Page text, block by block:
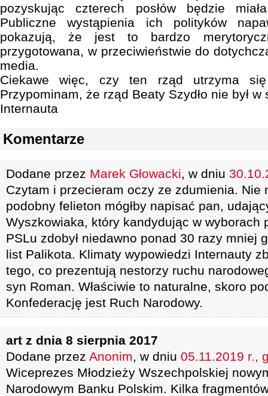
pozyskując czterech posłów będzie
Publiczne wystąpienia ich polityków
pokazują, że jest to bardzo
przygotowana, w przeciwieństwie do
media.
Ciekawe więc, czy ten rząd utrzyma
Przypominam, że rząd Beaty Szydło nie był w
Internauta
Komentarze
Dodane przez Marek Głowacki, w dniu
Czytam i przecieram oczy ze zdumienia. Nie
podobny felieton mógłby napisać pan,
Wyszkowiaka, który kandydując w wyborach
PSLu zdobył niedawno ponad 30 razy mniej
list Palikota. Klimaty wypowiedzi Internauty
tego, co prezentują nestorzy ruchu
syn Roman. Właściwie to naturalne, skoro
Konfederację jest Ruch Narodowy.
art z dnia 8 sierpnia 2017
Dodane przez Anonim, w dniu 05.11.2019 r.,
Wiceprezes Młodzieży Wszechpolskiej
Narodowym Banku Polskim. Kilka